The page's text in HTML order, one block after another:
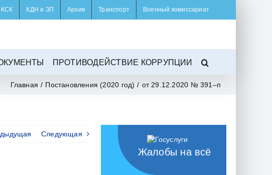
КСК КДН и ЗП Архив Транспорт Военный комиссариат
ПРОТИВОДЕЙСТВИЕ КОРРУПЦИИ
Главная / Постановления (2020 год) / от 29.12.2020 № 391–п
Следующая
Жалобы на всё